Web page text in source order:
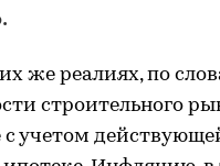
же реалиях, по
строительного
учетом